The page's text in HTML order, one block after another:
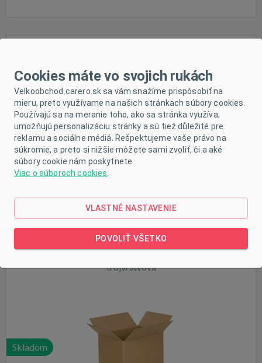
Skladom
Kartónová klopová krabica 500x200x400 mm
trojvrstvová
Skladom
Cookies máte vo svojich rukách
Velkoobchod.carero.sk sa vám snažíme prispôsobiť na
mieru, preto využívame na našich stránkach súbory cookies.
Používajú sa na meranie toho, ako sa stránka využíva,
umožňujú personalizáciu stránky a sú tiež důležité pre
reklamu a sociálne médiá. Rešpektujeme vaše právo na
súkromie, a preto si nižšie môžete sami zvoliť, či a aké
súbory cookie nám poskytnete.
Viac o súboroch cookies
VLASTNÉ NASTAVENIE
POVOLIŤ VŠETKO